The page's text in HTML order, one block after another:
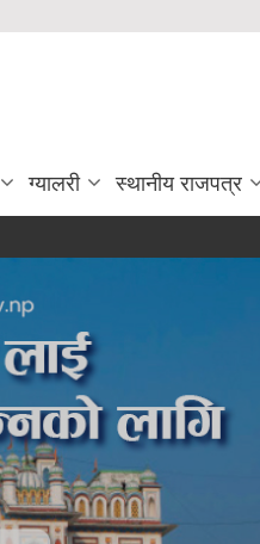
ग्यालरी स्थानीय राजपत्र